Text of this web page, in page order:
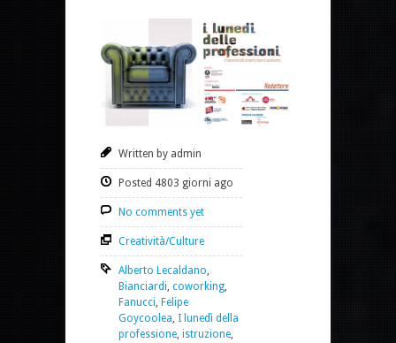
Written by admin
Posted 4803 giorni ago
No comments yet
Creatività/Culture
Alberto Lecaldano,
Bianciardi, coworking,
Fanucci, Felipe
Goycoolea, I lunedì della
professione, istruzione,